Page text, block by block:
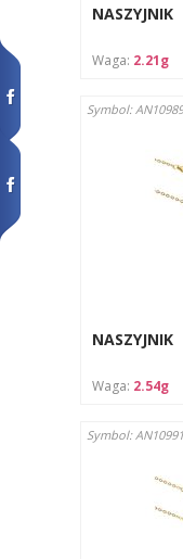
NASZYJNIK
Waga: 2.21g
Symbol:
NASZYJNIK
Waga: 2.54g
Symbol: